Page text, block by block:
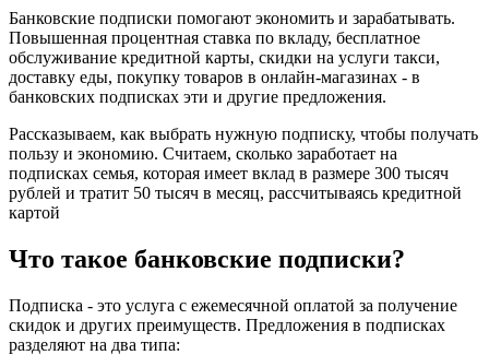
Банковские подписки помогают экономить и зарабатывать.
Повышенная процентная ставка по вкладу, бесплатное
обслуживание кредитной карты, скидки на услуги такси,
доставку еды, покупку товаров в онлайн-магазинах - в
банковских подписках эти и другие предложения.
Рассказываем, как выбрать нужную подписку, чтобы получать
пользу и экономию. Считаем, сколько заработает на
подписках семья, которая имеет вклад в размере 300 тысяч
рублей и тратит 50 тысяч в месяц, рассчитываясь кредитной
картой
Что такое банковские подписки?
Подписка - это услуга с ежемесячной оплатой за получение
скидок и других преимуществ. Предложения в подписках
разделяют на два типа: